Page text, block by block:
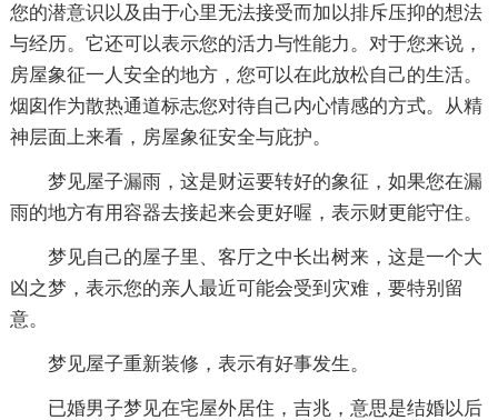
您的潜意识以及由于心里无法接受而加以排斥压抑的想法
与经历。它还可以表示您的活力与性能力。对于您来说，
房屋象征一人安全的地方，您可以在此放松自己的生活。
烟囱作为散热通道标志您对待自己内心情感的方式。从精
神层面上来看，房屋象征安全与庇护。
梦见屋子漏雨，这是财运要转好的象征，如果您在漏
雨的地方有用容器去接起来会更好喔，表示财更能守住。
梦见自己的屋子里、客厅之中长出树来，这是一个大
凶之梦，表示您的亲人最近可能会受到灾难，要特别留
意。
梦见屋子重新装修，表示有好事发生。
已婚男子梦见在宅屋外居住，吉兆，意思是结婚以后